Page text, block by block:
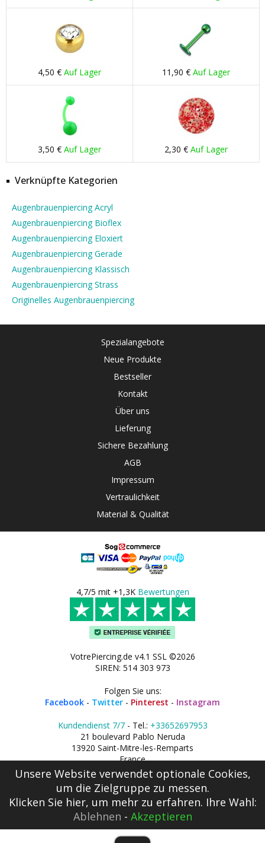
4,50 € Auf Lager 11,90 € Auf Lager
3,50 € Auf Lager 2,30 € Auf Lager
Verknüpfte Kategorien
Augenbrauenpiercing Acryl
Augenbrauenpiercing Bioflex
Augenbrauenpiercing Eloxiert
Augenbrauenpiercing Gerade
Augenbrauenpiercing Klassisch
Augenbrauenpiercing Strass
Originelles Augenbrauenpiercing
Spezialangebote
Neue Produkte
Bestseller
Kontakt
Über uns
Lieferung
Sichere Bezahlung
AGB
Impressum
Vertraulichkeit
Material & Qualität
4,7/5 mit +1,3K Bewertungen
VotrePiercing.de v4.1 SSL ©2026
SIREN: 514 303 973
Folgen Sie uns:
Facebook - Twitter - Pinterest - Instagram
Kundendienst 7/7- Tel.: +33652697953
21 boulevard Pablo Neruda
13920 Saint-Mitre-les-Remparts
France
Unsere Website verwendet optionale Cookies,
um die Zielgruppe zu messen.
Klicken Sie hier, um mehr zu erfahren. Ihre Wahl:
Ablehnen - Akzeptieren